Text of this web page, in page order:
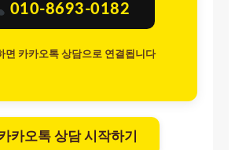
010-8693-0182
면 카카오톡 상담으로 연결됩니다
카오톡 상담 시작하기